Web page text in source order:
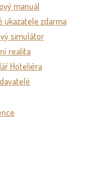
manuál
ukazatele zdarma
simulátor
realita
Hoteliéra